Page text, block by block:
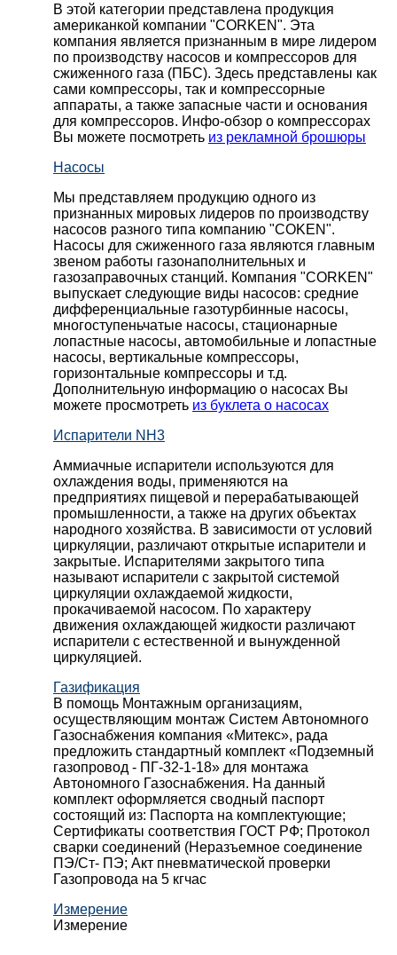
В этой категории представлена продукция
американкой компании "CORKEN". Эта
компания является признанным в мире лидером
по производству насосов и компрессоров для
сжиженного газа (ПБС). Здесь представлены как
сами компрессоры, так и компрессорные
аппараты, а также запасные части и основания
для компрессоров. Инфо-обзор о компрессорах
Вы можете посмотреть из рекламной брошюры
Насосы
Мы представляем продукцию одного из
признанных мировых лидеров по производству
насосов разного типа компанию "COKEN".
Насосы для сжиженного газа являются главным
звеном работы газонаполнительных и
газозаправочных станций. Компания "CORKEN"
выпускает следующие виды насосов: cредние
дифференциальные газотурбинные насосы,
многоступеньчатые насосы, стационарные
лопастные насосы, автомобильные и лопaстные
насосы, вертикальные компрессоры,
горизонтальные компрессоры и т.д.
Дополнительную информацию о насосах Вы
можете просмотреть из буклета о насосах
Испарители NH3
Аммиачные испарители используются для
охлаждения воды, применяются на
предприятиях пищевой и перерабатывающей
промышленности, а также на других объектах
народного хозяйства. В зависимости от условий
циркуляции, различают открытые испарители и
закрытые. Испарителями закрытого типа
называют испарители с закрытой системой
циркуляции охлаждаемой жидкости,
прокачиваемой насосом. По характеру
движения охлаждающей жидкости различают
испарители с естественной и вынужденной
циркуляцией.
Газификация
В помощь Монтажным организациям,
осуществляющим монтаж Систем Автономного
Газоснабжения компания «Митекс», рада
предложить стандартный комплект «Подземный
газопровод - ПГ-32-1-18» для монтажа
Автономного Газоснабжения. На данный
комплект оформляется сводный паспорт
состоящий из: Паспорта на комплектующие;
Сертификаты соответствия ГОСТ РФ; Протокол
сварки соединений (Неразъемное соединение
ПЭ/Ст- ПЭ; Акт пневматической проверки
Газопровода на 5 кгчас
Измерение
Измерение